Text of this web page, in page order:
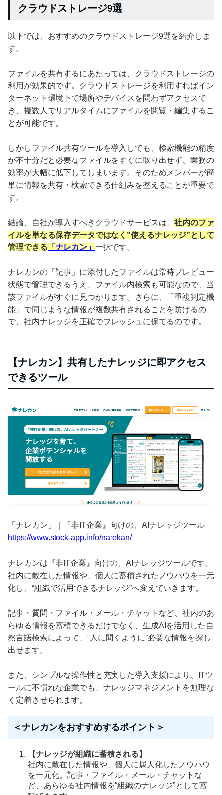
クラウドストレージ9選
以下では、おすすめのクラウドストレージ9選を紹介しま
す。
ファイルを共有するにあたっては、クラウドストレージの
利用が効果的です。クラウドストレージを利用すればイン
ターネット環境下で場所やデバイスを問わずアクセスで
き、複数人でリアルタイムにファイルを閲覧・編集するこ
とが可能です。
しかしファイル共有ツールを導入しても、検索機能の精度
が不十分だと必要なファイルをすぐに取り出せず、業務の
効率が大幅に低下してしまいます。そのためメンバーが簡
単に情報を共有・検索できる仕組みを整えることが重要で
す。
結論、自社が導入すべきクラウドサービスは、 社内のファ
イルを単なる保存データではなく”使えるナレッジ”として
管理できる 「ナレカン」 一択です。
ナレカンの「記事」に添付したファイルは常時プレビュー
状態で管理できるうえ、ファイル内検索も可能なので、当
該ファイルがすぐに見つかります。さらに、「重複判定機
能」で同じような情報が複数共有されることを防げるの
で、社内ナレッジを正確でフレッシュに保てるのです。
【ナレカン】共有したナレッジに即アクセス
できるツール
「ナレカン」｜『非IT企業』向けの、AIナレッジツール
https://www.stock-app.info/narekan/
ナレカンは『非IT企業』向けの、AIナレッジツールです。
社内に散在した情報や、個人に蓄積されたノウハウを一元
化し、“組織で活用できるナレッジ”へ変えていきます。
記事・質問・ファイル・メール・チャットなど、社内のあ
らゆる情報を蓄積できるだけでなく、生成AIを活用した自
然言語検索によって、“人に聞くように”必要な情報を探し
出せます。
また、シンプルな操作性と充実した導入支援により、ITツ
ールに不慣れな企業でも、ナレッジマネジメントを無理な
く定着させられます。
＜ナレカンをおすすめするポイント＞
【ナレッジが組織に蓄積される】
社内に散在した情報や、個人に属人化したノウハウ
を一元化。記事・ファイル・メール・チャットな
ど、あらゆる社内情報を“組織のナレッジ”として蓄